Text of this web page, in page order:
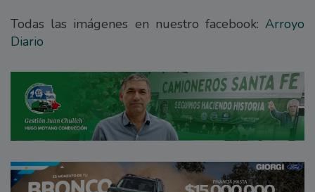
Todas las imágenes en nuestro facebook: Arroyo
Diario